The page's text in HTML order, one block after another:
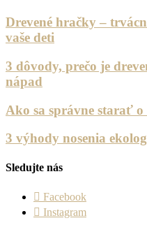
Drevené hračky –
vaše deti
3 dôvody, prečo je
nápad
Ako sa správne starať
3 výhody nosenia
Sledujte nás
Facebook
Instagram